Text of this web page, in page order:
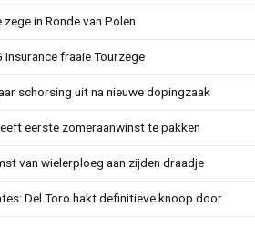
in Ronde van Polen
fraaie Tourzege
schorsing uit na nieuwe dopingzaak
eerste zomeraanwinst te pakken
van wielerploeg aan zijden draadje
Del Toro hakt definitieve knoop door